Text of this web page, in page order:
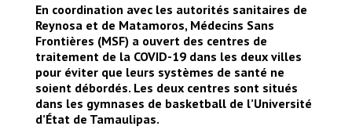
Nous recrutons : Logisticien ou logisticienne
technique
COVID-19 centre
© MSF/Sergio Ortiz
En coordination avec les autorités sanitaires de
Reynosa et de Matamoros, Médecins Sans
Frontières (MSF) a ouvert des centres de
traitement de la COVID-19 dans les deux villes
pour éviter que leurs systèmes de santé ne
soient débordés. Les deux centres sont situés
dans les gymnases de basketball de l’Université
d’État de Tamaulipas.